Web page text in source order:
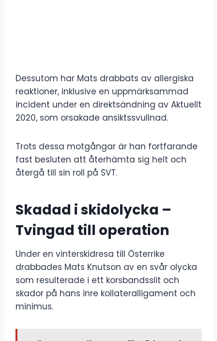
Dessutom har Mats drabbats av allergiska
reaktioner, inklusive en uppmärksammad
incident under en direktsändning av Aktuellt
2020, som orsakade ansiktssvullnad.
Trots dessa motgångar är han fortfarande
fast besluten att återhämta sig helt och
återgå till sin roll på SVT.
Skadad i skidolycka –
Tvingad till operation
Under en vinterskidresa till Österrike
drabbades Mats Knutson av en svår olycka
som resulterade i ett korsbandsslit och
skador på hans inre kollateralligament och
minimus.